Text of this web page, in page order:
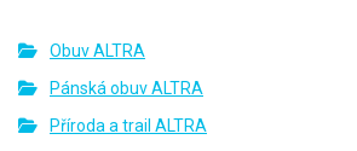
Obuv ALTRA
Pánská obuv ALTRA
Příroda a trail ALTRA